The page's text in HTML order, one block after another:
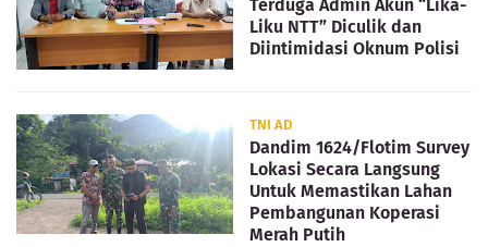
Terduga Admin Akun “Lika-
Liku NTT” Diculik dan
Diintimidasi Oknum Polisi
TNI AD
Dandim 1624/Flotim Survey
Lokasi Secara Langsung
Untuk Memastikan Lahan
Pembangunan Koperasi
Merah Putih